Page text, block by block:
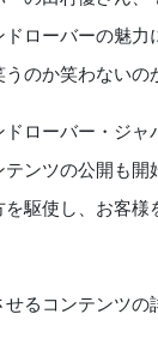
ローバーの魅力
のか笑わないの
ローバー・ジャ
ンツの公開も開
駆使し、お客様
るコンテンツの